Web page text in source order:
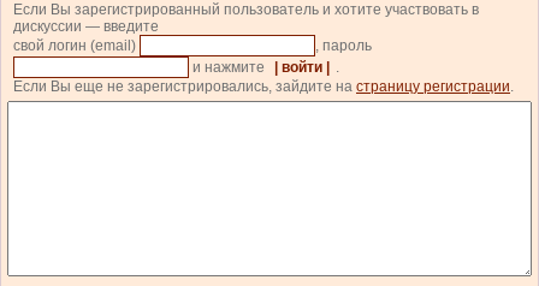
Если Вы зарегистрированный пользователь и хотите участвовать в
дискуссии — введите
свой логин (email)
, пароль
и нажмите
| войти |
.
Если Вы еще не зарегистрировались, зайдите на страницу регистрации.